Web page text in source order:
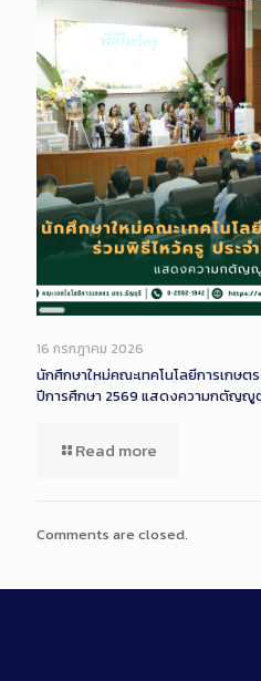
Long
Description
16 กรกฎาคม 2026
นักศึกษาใหม่คณะเทคโนโลยีการเกษ
ปีการศึกษา 2569 แสดงความกตัญญู
Read more
Comments are closed.